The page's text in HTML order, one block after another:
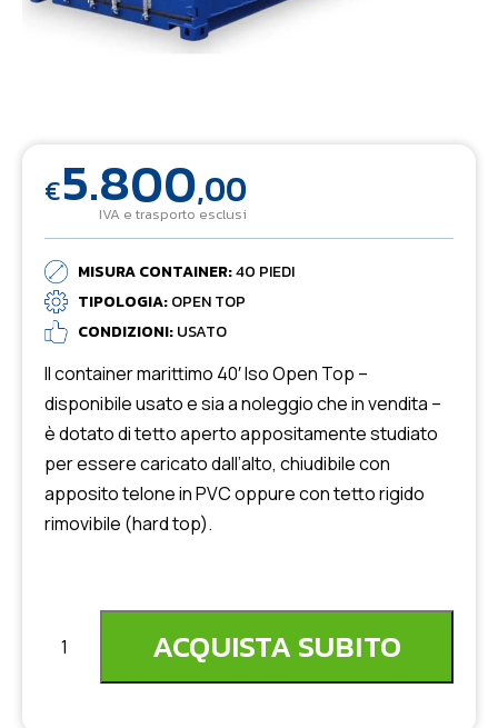
€5.800,00
IVA e trasporto esclusi
MISURA CONTAINER:40 PIEDI
TIPOLOGIA:OPEN TOP
CONDIZIONI:USATO
Il container marittimo 40′ Iso Open Top –
disponibile usato e sia a noleggio che in vendita –
è dotato di tetto aperto appositamente studiato
per essere caricato dall’alto, chiudibile con
apposito telone in PVC oppure con tetto rigido
rimovibile (hard top).
ACQUISTA SUBITO